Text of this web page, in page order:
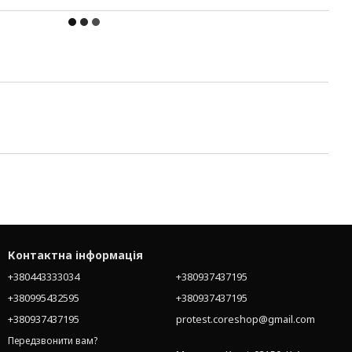
Контактна інформація
+380443333034
+380995432595
+380937437195
Передзвонити вам?
+380937437195
+380937437195
protest.coreshop@gmail.com